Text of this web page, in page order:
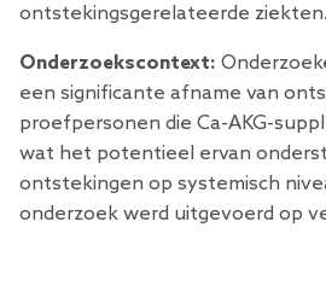
ontstekingsgerelateerde ziekten.
Onderzoekscontext:
een significante afname van
proefpersonen die Ca-AKG-
wat het potentieel ervan
ontstekingen op systemisch
onderzoek werd uitgevoerd op